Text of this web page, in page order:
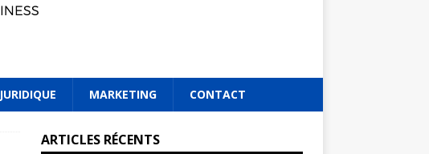
JURIDIQUE MARKETING CONTACT
ARTICLES RÉCENTS